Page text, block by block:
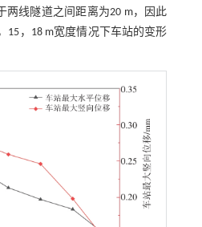
两线隧道之间距离为20 m，因此
15，18 m宽度情况下车站的变形